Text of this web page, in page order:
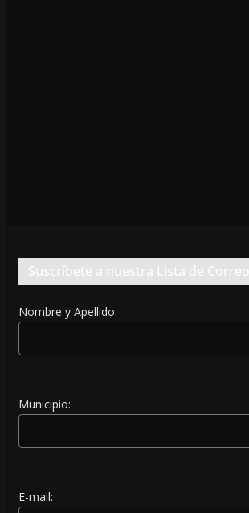
Suscríbete a nuestra Lista de Correo
Nombre y Apellido:
Municipio:
E-mail: